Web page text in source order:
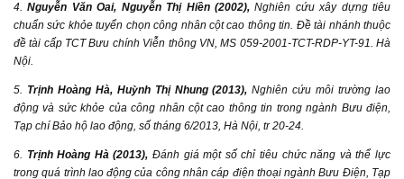
4.Nguyễn Văn Oai, Nguyễn Thị Hiền (2002),Nghiên cứu xây dựng tiêu
chuẩn sức khỏe tuyển chọn công nhân cột cao thông tin. Đề tài nhánh thuộc
đề tài cấp TCT Bưu chính Viễn thông VN, MS 059-2001-TCT-RDP-YT-91. Hà
Nội.
5. Trịnh Hoàng Hà, Huỳnh Thị Nhung (2013), Nghiên cứu môi trường lao
động và sức khỏe của công nhân cột cao thông tin trong ngành Bưu điện,
Tạp chí Bảo hộ lao động, số tháng 6/2013, Hà Nội, tr 20-24.
6. Trịnh Hoàng Hà (2013), Đánh giá một số chỉ tiêu chức năng và thể lực
trong quá trình lao động của công nhân cáp điện thoại ngành Bưu Điện, Tạp